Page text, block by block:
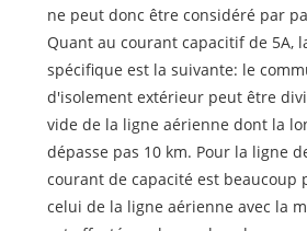
ne peut donc être considéré par
Quant au courant capacitif de 5A,
spécifique est la suivante: le
d'isolement extérieur peut être
vide de la ligne aérienne dont la
dépasse pas 10 km. Pour la ligne
courant de capacité est beaucoup
celui de la ligne aérienne avec la